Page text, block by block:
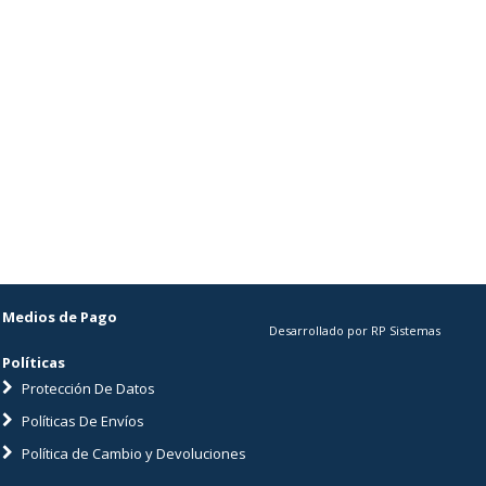
Medios de Pago
Políticas
Protección De Datos
Políticas De Envíos
Política de Cambio y Devoluciones
Desarrollado por RP Sistemas